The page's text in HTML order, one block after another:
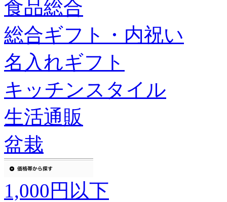
食品総合
総合ギフト・内祝い
名入れギフト
キッチンスタイル
生活通販
盆栽
1,000円以下